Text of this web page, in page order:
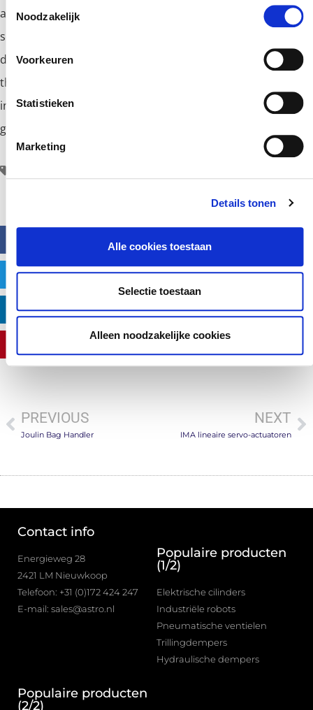
Noodzakelijk
Voorkeuren
Statistieken
Marketing
Details tonen
Alle cookies toestaan
Selectie toestaan
Alleen noodzakelijke cookies
applications. For instance in the packaging or
semiconductor industry. These valves are very compact,
don’t need any pilot air and their unique design makes
them more resistant to contaminant. Do you want more
information? Please do not hesitate to
us. We will
gladly advise you about the possibilities.[:]
VENTIELEN
TWITTER
LINKEDIN
PREVIOUS
Joulin Bag Handler
NEXT
IMA lineaire servo-actuatoren
Contact info
Energieweg 28
2421 LM Nieuwkoop
Telefoon: +31 (0)172 424 247
E-mail: sales@astro.nl
Populaire producten
(1/2)
Elektrische cilinders
Industriële robots
Pneumatische ventielen
Trillingdempers
Hydraulische dempers
Populaire producten
(2/2)